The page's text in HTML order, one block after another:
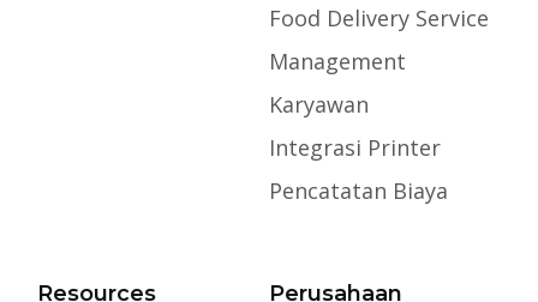
Food Delivery Service
Management
Karyawan
Integrasi Printer
Pencatatan Biaya
Resources Perusahaan